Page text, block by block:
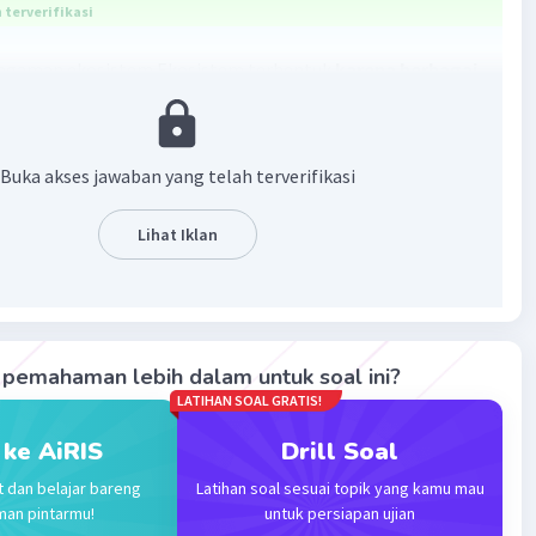
terverifikasi
spesies menyesuaikan diri dengan lingkungannya,
terjadi hubungan yang saling memengaruhi antara
dengan spesies lain, dan juga antara spesies
Balas
09:29
terverifikasi
ekosistem terbentuk melalui interaksi kompleks
dan jenis tanah, serta faktor biologis seperti
Buka akses jawaban yang telah terverifikasi
Lihat Iklan
lebih dalam untuk soal ini?
AiRIS
dan belajar bareng
pintarmu!
LATIHAN SOAL GRATIS!
Drill Soal
Latihan soal sesuai topik yang kamu mau
untuk persiapan ujian